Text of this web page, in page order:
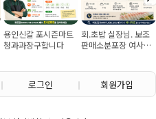
용인신갈 포시즌마트
청과과장구합니다
회.초밥 실장님. 보조
판매소분포장 여사님
로그인 회원가입